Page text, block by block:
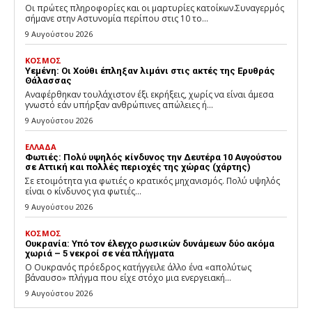
Οι πρώτες πληροφορίες και οι μαρτυρίες κατοίκων.Συναγερμός
σήμανε στην Αστυνομία περίπου στις 10 το...
9 Αυγούστου 2026
ΚΟΣΜΟΣ
Υεμένη: Οι Χούθι έπληξαν λιμάνι στις ακτές της Ερυθράς
Θάλασσας
Αναφέρθηκαν τουλάχιστον έξι εκρήξεις, χωρίς να είναι άμεσα
γνωστό εάν υπήρξαν ανθρώπινες απώλειες ή...
9 Αυγούστου 2026
ΕΛΛΑΔΑ
Φωτιές: Πολύ υψηλός κίνδυνος την Δευτέρα 10 Αυγούστου
σε Αττική και πολλές περιοχές της χώρας (χάρτης)
Σε ετοιμότητα για φωτιές ο κρατικός μηχανισμός. Πολύ υψηλός
είναι ο κίνδυνος για φωτιές...
9 Αυγούστου 2026
ΚΟΣΜΟΣ
Ουκρανία: Υπό τον έλεγχο ρωσικών δυνάμεων δύο ακόμα
χωριά – 5 νεκροί σε νέα πλήγματα
Ο Ουκρανός πρόεδρος κατήγγειλε άλλο ένα «απολύτως
βάναυσο» πλήγμα που είχε στόχο μια ενεργειακή...
9 Αυγούστου 2026